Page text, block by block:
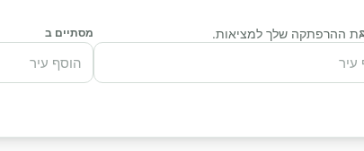
את ההרפתקה שלך למציאות. מסתיים ב